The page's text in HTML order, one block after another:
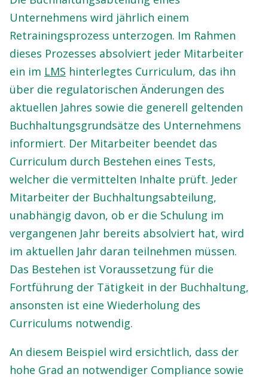
Unternehmens wird jährlich einem
Retrainingsprozess unterzogen. Im Rahmen
dieses Prozesses absolviert jeder Mitarbeiter
ein im LMS hinterlegtes Curriculum, das ihn
über die regulatorischen Änderungen des
aktuellen Jahres sowie die generell geltenden
Buchhaltungsgrundsätze des Unternehmens
informiert. Der Mitarbeiter beendet das
Curriculum durch Bestehen eines Tests,
welcher die vermittelten Inhalte prüft. Jeder
Mitarbeiter der Buchhaltungsabteilung,
unabhängig davon, ob er die Schulung im
vergangenen Jahr bereits absolviert hat, wird
im aktuellen Jahr daran teilnehmen müssen.
Das Bestehen ist Voraussetzung für die
Fortführung der Tätigkeit in der Buchhaltung,
ansonsten ist eine Wiederholung des
Curriculums notwendig.
An diesem Beispiel wird ersichtlich, dass der
hohe Grad an notwendiger Compliance sowie